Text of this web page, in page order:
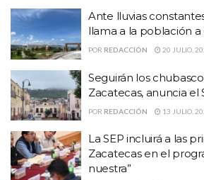
Las autoridades estatales conformaron el
se trataba solamente
de un cuerpo sin vida, el cual correspondía
procedencia Huichol que
aparentemente se desempeñaba en dicha
jornalero.
El cuerpo fue ubicado en un domicilio en
colonia la Esperanza, a un
Ante lluvias
llama a la población
POR REDACCIÓN 20 JULIO,
Seguirán los
Zacatecas, anuncia el
POR REDACCIÓN 13 JULIO,
La SEP incluirá a las
Zacatecas en el
nuestra”